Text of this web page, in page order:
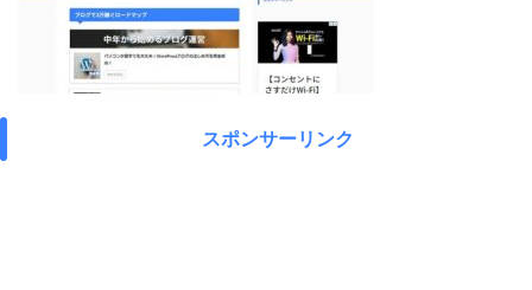
スポンサーリンク